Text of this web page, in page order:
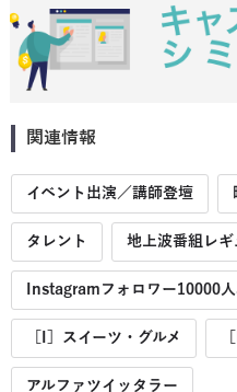
関連情報
イベント出演／講師登壇
タレント 地上波番組レギ
Instagramフォロワー10000
［I］スイーツ・グルメ
アルファツイッタラー